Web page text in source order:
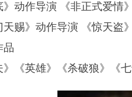
》动作导演 《非正式爱情
天赐》动作导演 《惊天盗
品
》《英雄》《杀破狼》《